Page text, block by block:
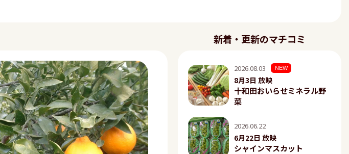
新着・更新のマチコミ
2026.08.03 NEW
8月3日 放映
十和田おいらせミネラル野
菜
2026.06.22
6月22日 放映
シャインマスカット